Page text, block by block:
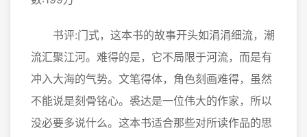
书评:门式，这本书的故事开头如涓涓细流，潮
流汇聚江河。难得的是，它不局限于河流，而是有
冲入大海的气势。文笔得体，角色刻画难得，虽然
不能说是刻骨铭心。裘达是一位伟大的作家，所以
没必要多说什么。这本书适合那些对所读作品的思